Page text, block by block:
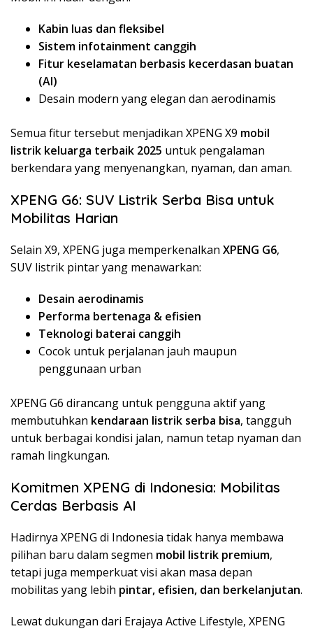
Kabin luas dan fleksibel
Sistem infotainment canggih
Fitur keselamatan berbasis kecerdasan buatan
(AI)
Desain modern yang elegan dan aerodinamis
Semua fitur tersebut menjadikan XPENG X9 mobil
listrik keluarga terbaik 2025 untuk pengalaman
berkendara yang menyenangkan, nyaman, dan aman.
XPENG G6: SUV Listrik Serba Bisa untuk
Mobilitas Harian
Selain X9, XPENG juga memperkenalkan XPENG G6,
SUV listrik pintar yang menawarkan:
Desain aerodinamis
Performa bertenaga & efisien
Teknologi baterai canggih
Cocok untuk perjalanan jauh maupun
penggunaan urban
XPENG G6 dirancang untuk pengguna aktif yang
membutuhkan kendaraan listrik serba bisa, tangguh
untuk berbagai kondisi jalan, namun tetap nyaman dan
ramah lingkungan.
Komitmen XPENG di Indonesia: Mobilitas
Cerdas Berbasis AI
Hadirnya XPENG di Indonesia tidak hanya membawa
pilihan baru dalam segmen mobil listrik premium,
tetapi juga memperkuat visi akan masa depan
mobilitas yang lebih pintar, efisien, dan berkelanjutan.
Lewat dukungan dari Erajaya Active Lifestyle, XPENG